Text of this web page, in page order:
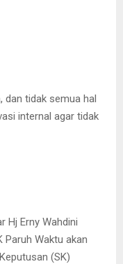
dan tidak semua hal
internal agar tidak
Hj Erny Wahdini
Paruh Waktu akan
(SK)